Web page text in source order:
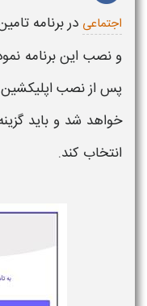
اجتماعی در برنامه
و نصب این برنامه
پس از نصب اپلیکشین
خواهد شد و باید
انتخاب کند.